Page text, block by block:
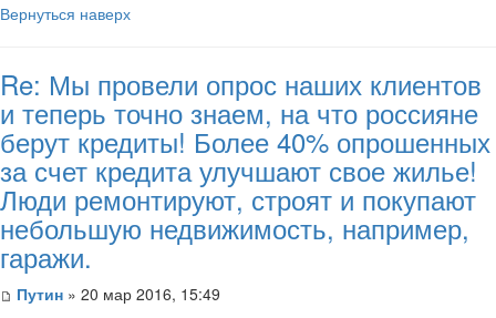
Вернуться наверх
Re: Мы провели опрос наших клиентов
и теперь точно знаем, на что россияне
берут кредиты! Более 40% опрошенных
за счет кредита улучшают свое жилье!
Люди ремонтируют, строят и покупают
небольшую недвижимость, например,
гаражи.
Путин » 20 мар 2016, 15:49